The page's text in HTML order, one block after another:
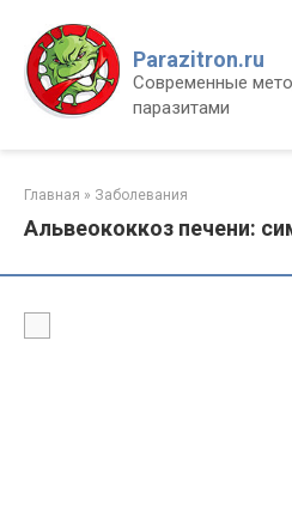
контенту
Parazitron.ru
Современные
паразитами
Главная » Заболевания
Альвеококкоз печени: